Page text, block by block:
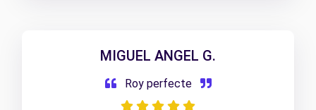
MIGUEL ANGEL G.
Roy perfecte